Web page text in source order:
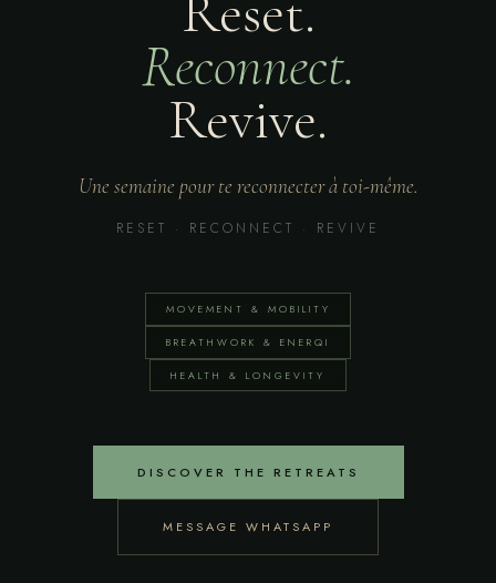
Reset.
Reconnect.
Revive.
Une semaine pour te reconnecter à toi-même.
RESET · RECONNECT · REVIVE
MOVEMENT & MOBILITY
BREATHWORK & ENERQI
HEALTH & LONGEVITY
DISCOVER THE RETREATS
MESSAGE WHATSAPP